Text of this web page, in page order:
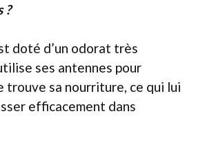
?
doté d’un odorat très
ses antennes pour
trouve sa nourriture, ce qui lui
efficacement dans